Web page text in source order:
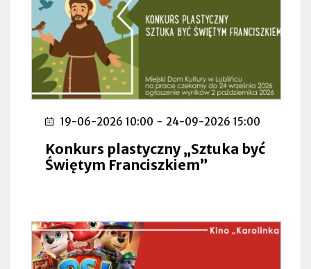
19-06-2026 10:00 - 24-09-2026 15:00
Konkurs plastyczny „Sztuka być
Świętym Franciszkiem”